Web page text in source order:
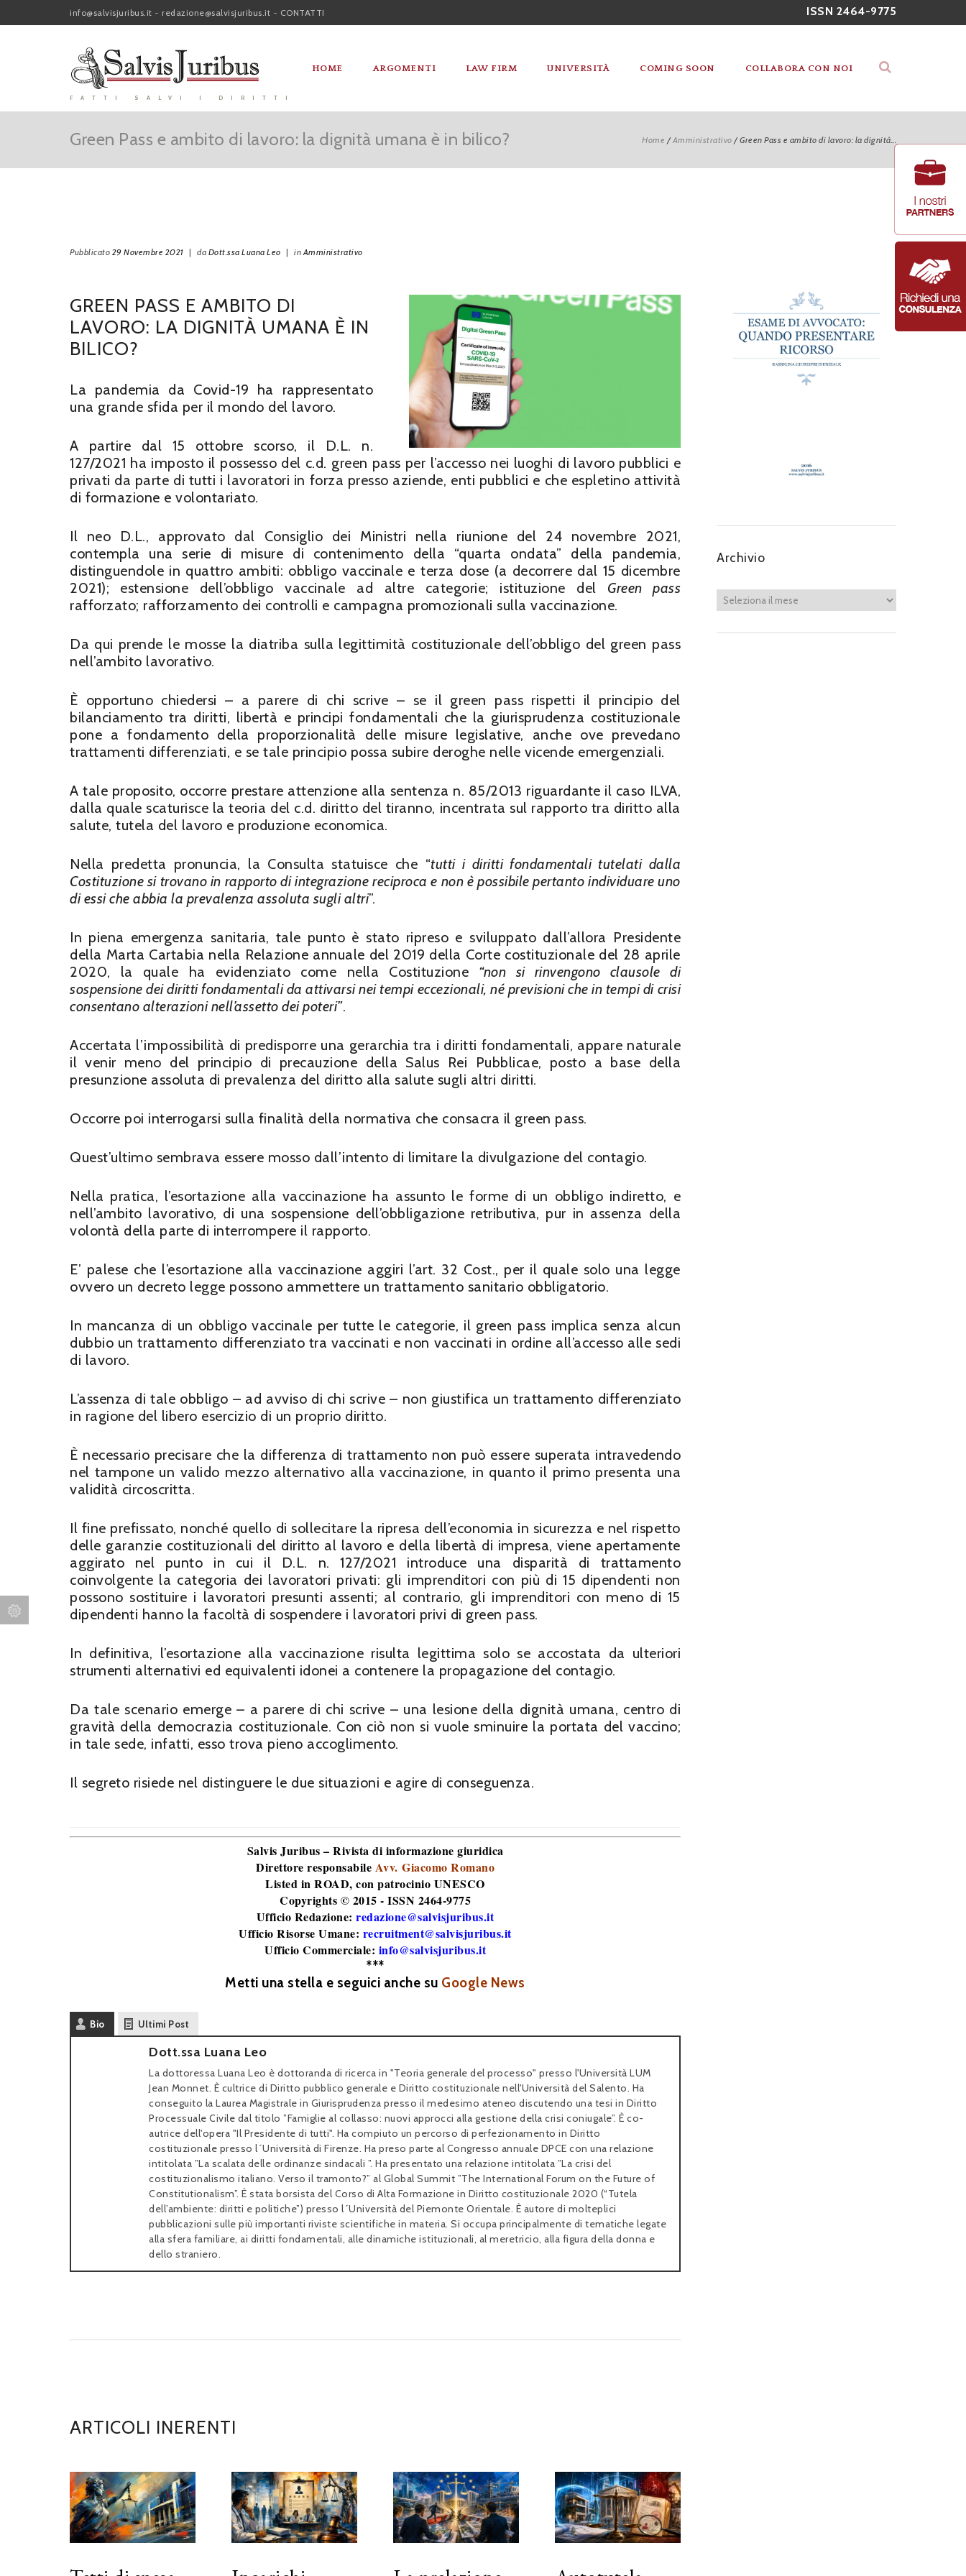
ISSN 2464-9775
info@salvisjuribus.it - redazione@salvisjuribus.it - CONTATTI
FATTI SALVI I DIRITTI
HOME ARGOMENTI LAW FIRM UNIVERSITÀ COMING SOON COLLABORA CON NOI
Home /Amministrativo /Green Pass e ambito di lavoro: la dignità...
Green Pass e ambito di lavoro: la dignità umana è in bilico?
Pubblicato 29 Novembre 2021 | da Dott.ssa Luana Leo | inAmministrativo
GREEN PASS E AMBITO DI
LAVORO: LA DIGNITÀ UMANA È IN
BILICO?
La pandemia da Covid-19 ha rappresentato
una grande sfida per il mondo del lavoro.
A partire dal 15 ottobre scorso, il D.L. n.
127/2021 ha imposto il possesso del c.d. green pass per l’accesso nei luoghi di lavoro pubblici e
privati da parte di tutti i lavoratori in forza presso aziende, enti pubblici e che espletino attività
di formazione e volontariato.
Il neo D.L., approvato dal Consiglio dei Ministri nella riunione del 24 novembre 2021,
contempla una serie di misure di contenimento della “quarta ondata” della pandemia,
distinguendole in quattro ambiti: obbligo vaccinale e terza dose (a decorrere dal 15 dicembre
2021); estensione dell’obbligo vaccinale ad altre categorie; istituzione del Green pass
rafforzato; rafforzamento dei controlli e campagna promozionali sulla vaccinazione.
Da qui prende le mosse la diatriba sulla legittimità costituzionale dell’obbligo del green pass
nell’ambito lavorativo.
È opportuno chiedersi – a parere di chi scrive – se il green pass rispetti il principio del
bilanciamento tra diritti, libertà e principi fondamentali che la giurisprudenza costituzionale
pone a fondamento della proporzionalità delle misure legislative, anche ove prevedano
trattamenti differenziati, e se tale principio possa subire deroghe nelle vicende emergenziali.
A tale proposito, occorre prestare attenzione alla sentenza n. 85/2013 riguardante il caso ILVA,
dalla quale scaturisce la teoria del c.d. diritto del tiranno, incentrata sul rapporto tra diritto alla
salute, tutela del lavoro e produzione economica.
Nella predetta pronuncia, la Consulta statuisce che “tutti i diritti fondamentali tutelati dalla
Costituzione si trovano in rapporto di integrazione reciproca e non è possibile pertanto individuare uno
di essi che abbia la prevalenza assoluta sugli altri”.
In piena emergenza sanitaria, tale punto è stato ripreso e sviluppato dall’allora Presidente
della Marta Cartabia nella Relazione annuale del 2019 della Corte costituzionale del 28 aprile
2020, la quale ha evidenziato come nella Costituzione “non si rinvengono clausole di
sospensione dei diritti fondamentali da attivarsi nei tempi eccezionali, né previsioni che in tempi di crisi
consentano alterazioni nell’assetto dei poteri”.
Accertata l’impossibilità di predisporre una gerarchia tra i diritti fondamentali, appare naturale
il venir meno del principio di precauzione della Salus Rei Pubblicae, posto a base della
presunzione assoluta di prevalenza del diritto alla salute sugli altri diritti.
Occorre poi interrogarsi sulla finalità della normativa che consacra il green pass.
Quest’ultimo sembrava essere mosso dall’intento di limitare la divulgazione del contagio.
Nella pratica, l’esortazione alla vaccinazione ha assunto le forme di un obbligo indiretto, e
nell’ambito lavorativo, di una sospensione dell’obbligazione retributiva, pur in assenza della
volontà della parte di interrompere il rapporto.
E’ palese che l’esortazione alla vaccinazione aggiri l’art. 32 Cost., per il quale solo una legge
ovvero un decreto legge possono ammettere un trattamento sanitario obbligatorio.
In mancanza di un obbligo vaccinale per tutte le categorie, il green pass implica senza alcun
dubbio un trattamento differenziato tra vaccinati e non vaccinati in ordine all’accesso alle sedi
di lavoro.
L’assenza di tale obbligo – ad avviso di chi scrive – non giustifica un trattamento differenziato
in ragione del libero esercizio di un proprio diritto.
È necessario precisare che la differenza di trattamento non può essere superata intravedendo
nel tampone un valido mezzo alternativo alla vaccinazione, in quanto il primo presenta una
validità circoscritta.
Il fine prefissato, nonché quello di sollecitare la ripresa dell’economia in sicurezza e nel rispetto
delle garanzie costituzionali del diritto al lavoro e della libertà di impresa, viene apertamente
aggirato nel punto in cui il D.L. n. 127/2021 introduce una disparità di trattamento
coinvolgente la categoria dei lavoratori privati: gli imprenditori con più di 15 dipendenti non
possono sostituire i lavoratori presunti assenti; al contrario, gli imprenditori con meno di 15
dipendenti hanno la facoltà di sospendere i lavoratori privi di green pass.
In definitiva, l’esortazione alla vaccinazione risulta legittima solo se accostata da ulteriori
strumenti alternativi ed equivalenti idonei a contenere la propagazione del contagio.
Da tale scenario emerge – a parere di chi scrive – una lesione della dignità umana, centro di
gravità della democrazia costituzionale. Con ciò non si vuole sminuire la portata del vaccino;
in tale sede, infatti, esso trova pieno accoglimento.
Il segreto risiede nel distinguere le due situazioni e agire di conseguenza.
Salvis Juribus – Rivista di informazione giuridica
Direttore responsabile Avv. Giacomo Romano
Listed in ROAD, con patrocinio UNESCO
Copyrights © 2015 - ISSN 2464-9775
Ufficio Redazione: redazione@salvisjuribus.it
Ufficio Risorse Umane: recruitment@salvisjuribus.it
Ufficio Commerciale: info@salvisjuribus.it
***
Metti una stella e seguici anche su Google News
Bio Ultimi Post
Dott.ssa Luana Leo
La dottoressa Luana Leo è dottoranda di ricerca in "Teoria generale del processo" presso l'Università LUM
Jean Monnet. È cultrice di Diritto pubblico generale e Diritto costituzionale nell'Università del Salento. Ha
conseguito la Laurea Magistrale in Giurisprudenza presso il medesimo ateneo discutendo una tesi in Diritto
Processuale Civile dal titolo ”Famiglie al collasso: nuovi approcci alla gestione della crisi coniugale”. È co-
autrice dell'opera "Il Presidente di tutti". Ha compiuto un percorso di perfezionamento in Diritto
costituzionale presso l´Università di Firenze. Ha preso parte al Congresso annuale DPCE con una relazione
intitolata ”La scalata delle ordinanze sindacali ”. Ha presentato una relazione intitolata ”La crisi del
costituzionalismo italiano. Verso il tramonto?” al Global Summit ”The International Forum on the Future of
Constitutionalism”. È stata borsista del Corso di Alta Formazione in Diritto costituzionale 2020 (“Tutela
dell’ambiente: diritti e politiche”) presso l´Università del Piemonte Orientale. È autore di molteplici
pubblicazioni sulle più importanti riviste scientifiche in materia. Si occupa principalmente di tematiche legate
alla sfera familiare, ai diritti fondamentali, alle dinamiche istituzionali, al meretricio, alla figura della donna e
dello straniero.
ARTICOLI INERENTI
Archivio